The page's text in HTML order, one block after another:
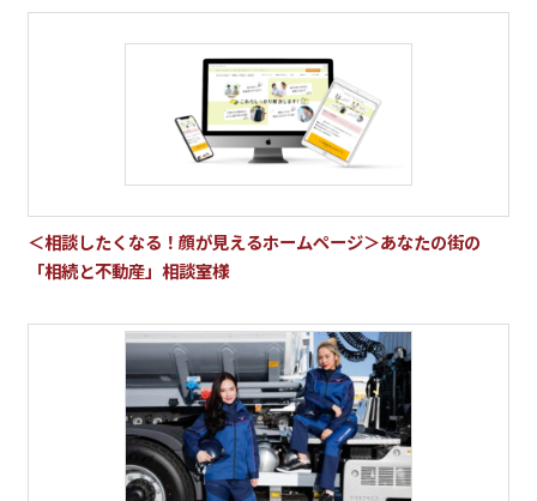
＜相談したくなる！顔が見えるホームページ＞あなたの街の
「相続と不動産」相談室様